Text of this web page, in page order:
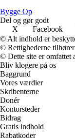
Bygge Op
Del og gør godt
X
Facebook
© Alt indhold er
© Rettighederne
© Dette site er omfattet
Bliv klogere på os
Baggrund
Vores værdier
Skribenterne
Donér
Kontorsteder
Bidrag
Gratis indhold
Rabatkoder